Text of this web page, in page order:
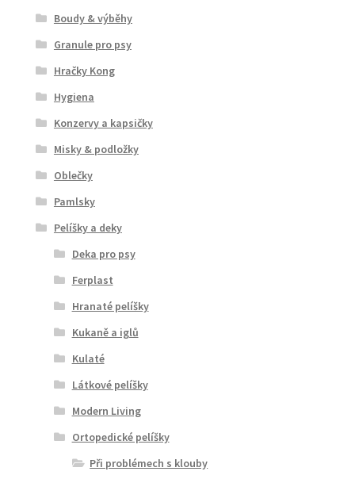
Boudy & výběhy
Granule pro psy
Hračky Kong
Hygiena
Konzervy a kapsičky
Misky & podložky
Oblečky
Pamlsky
Pelíšky a deky
Deka pro psy
Ferplast
Hranaté pelíšky
Kukaně a iglů
Kulaté
Látkové pelíšky
Modern Living
Ortopedické pelíšky
Při problémech s klouby